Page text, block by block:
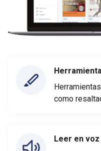
como
Leer en voz